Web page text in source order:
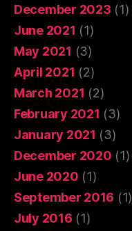
December 2023 (1)
June 2021 (1)
May 2021 (3)
April 2021 (2)
March 2021 (2)
February 2021 (3)
January 2021 (3)
December 2020 (1)
June 2020 (1)
September 2016 (1)
July 2016 (1)